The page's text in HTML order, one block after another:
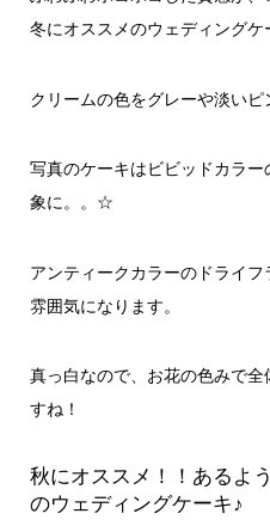
冬にオススメのウェディング
クリームの色をグレーや淡い
写真のケーキはビビッドカラ
象に。。☆
アンティークカラーのドライ
雰囲気になります。
真っ白なので、お花の色みで
すね！
秋にオススメ！！あるよ
のウェディングケーキ♪